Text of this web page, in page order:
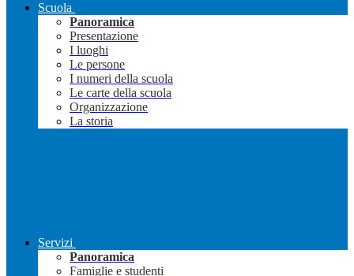
Scuola
Panoramica
Presentazione
I luoghi
Le persone
I numeri della scuola
Le carte della scuola
Organizzazione
La storia
Servizi
Panoramica
Famiglie e studenti